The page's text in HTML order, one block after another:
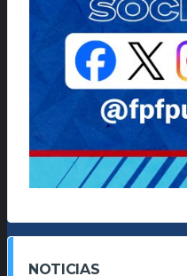
NOTICIAS